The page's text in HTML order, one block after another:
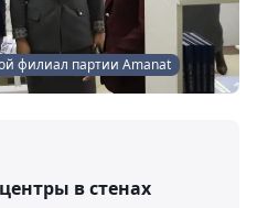
филиал партии Amanat
в стенах